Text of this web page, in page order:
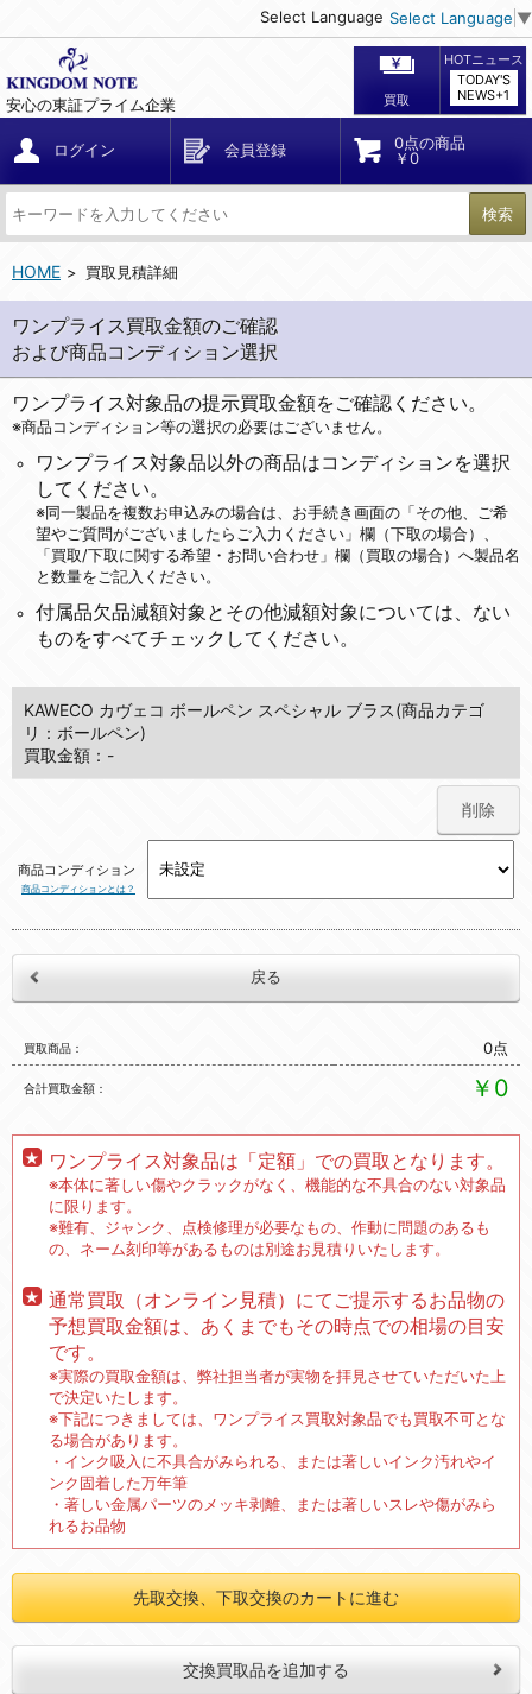
Select Language Select Language ▼
安心の東証プライム企業 買取
HOTニュース
TODAY'S
NEWS+1
ログイン 会員登録
0点の商品
￥0
検索
HOME 買取見積詳細
ワンプライス買取金額のご確認
および商品コンディション選択
ワンプライス対象品の提示買取金額をご確認ください。
※商品コンディション等の選択の必要はございません。
ワンプライス対象品以外の商品はコンディションを選択
してください。
※同一製品を複数お申込みの場合は、お手続き画面の「その他、ご希
望やご質問がございましたらご入力ください」欄（下取の場合）、
「買取/下取に関する希望・お問い合わせ」欄（買取の場合）へ製品名
と数量をご記入ください。
付属品欠品減額対象とその他減額対象については、ない
ものをすべてチェックしてください。
KAWECO カヴェコ ボールペン スペシャル ブラス(商品カテゴ
リ：ボールペン)
買取金額：-
削除
商品コンディション
商品コンディションとは？
買取商品 0点
合計買取金額 ￥0
ワンプライス対象品は「定額」での買取となります。
※本体に著しい傷やクラックがなく、機能的な不具合のない対象品
に限ります。
※難有、ジャンク、点検修理が必要なもの、作動に問題のあるも
の、ネーム刻印等があるものは別途お見積りいたします。
通常買取（オンライン見積）にてご提示するお品物の
予想買取金額は、あくまでもその時点での相場の目安
です。
※実際の買取金額は、弊社担当者が実物を拝見させていただいた上
で決定いたします。
※下記につきましては、ワンプライス買取対象品でも買取不可とな
る場合があります。
・インク吸入に不具合がみられる、または著しいインク汚れやイ
ンク固着した万年筆
・著しい金属パーツのメッキ剥離、または著しいスレや傷がみら
れるお品物
先取交換、下取交換のカートに進む
交換買取品を追加する